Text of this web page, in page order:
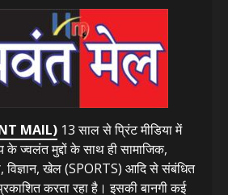
MAIL) 13 साल से प्रिंट मीडिया में
के ज्वलंत मुद्दों के साथ ही सामाजिक,
विज्ञान, खेल (SPORTS) आदि से संबंधित
करता रहा है। इसकी बानगी कई